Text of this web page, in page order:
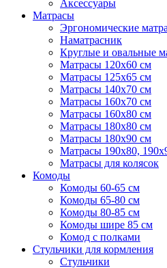
Аксессуары
Матрасы
Эргономические
Наматрасник
Круглые и овальные
Матрасы 120х60 см
Матрасы 125х65 см
Матрасы 140х70 см
Матрасы 160х70 см
Матрасы 160х80 см
Матрасы 180х80 см
Матрасы 180х90 см
Матрасы 190х80,
Матрасы для колясок
Комоды
Комоды 60-65 см
Комоды 65-80 см
Комоды 80-85 см
Комоды шире 85 см
Комод с полками
Стульчики для кормления
Стульчики